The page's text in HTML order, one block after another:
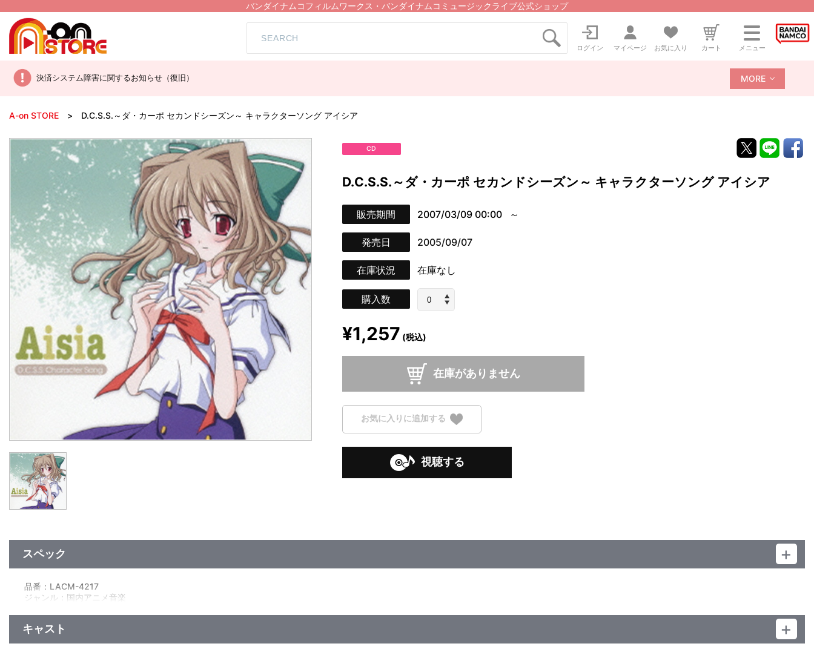
バンダイナムコフィルムワークス・バンダイナムコミュージックライブ公式ショップ
ログイン マイページ お気に入り カート メニュー
決済システム障害に関するお知らせ（復旧） MORE
A-on STORE D.C.S.S.～ダ・カーポ セカンドシーズン～ キャラクターソング アイシア
CD
D.C.S.S.～ダ・カーポ セカンドシーズン～ キャラクターソング アイシア
販売期間 2007/03/09 00:00
発売日 2005/09/07
在庫状況 在庫なし
購入数
¥1,257 (税込)
在庫がありません
お気に入りに追加する
視聴する
スペック
品番：LACM-4217
ジャンル：国内アニメ音楽
キャスト